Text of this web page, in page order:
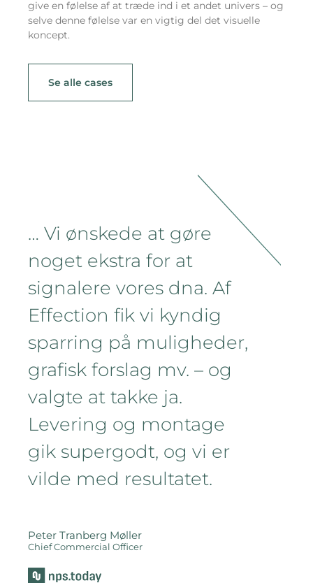
give en følelse af at træde ind i et andet univers – og
selve denne følelse var en vigtig del det visuelle
koncept.
Se alle cases
… Vi ønskede at gøre
noget ekstra for at
signalere vores dna. Af
Effection fik vi kyndig
sparring på muligheder,
grafisk forslag mv. – og
valgte at takke ja.
Levering og montage
gik supergodt, og vi er
vilde med resultatet.
Peter Tranberg Møller
Chief Commercial Officer